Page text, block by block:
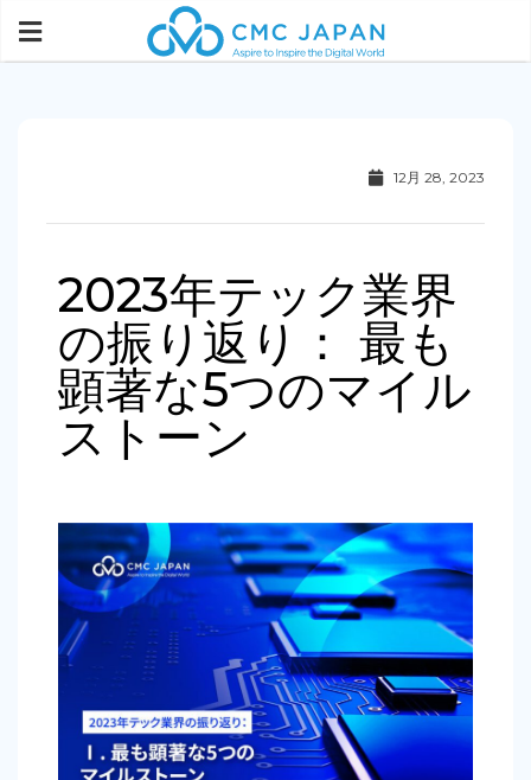
12月 28, 2023
2023年テック業界
の振り返り： 最も
顕著な5つのマイル
ストーン ​